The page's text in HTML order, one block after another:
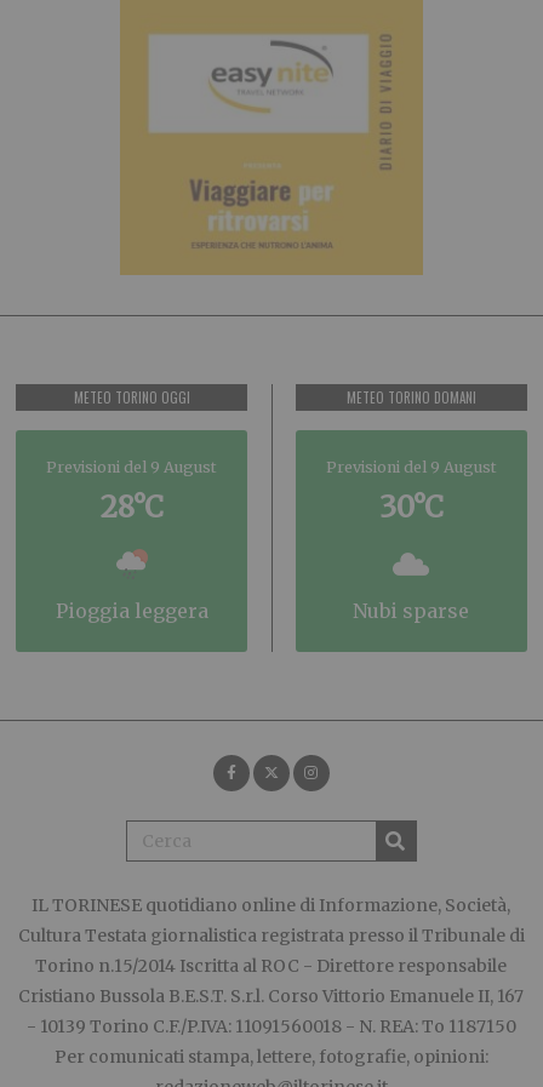
METEO TORINO OGGI
Previsioni del 9 August
28°C
pioggia leggera
METEO TORINO DOMANI
Previsioni del 9 August
30°C
nubi sparse
IL TORINESE quotidiano online di Informazione, Società,
Cultura Testata giornalistica registrata presso il Tribunale di
Torino n.15/2014 Iscritta al ROC - Direttore responsabile
Cristiano Bussola B.E.S.T. S.r.l. Corso Vittorio Emanuele II, 167
- 10139 Torino C.F./P.IVA: 11091560018 - N. REA: To 1187150
Per comunicati stampa, lettere, fotografie, opinioni: